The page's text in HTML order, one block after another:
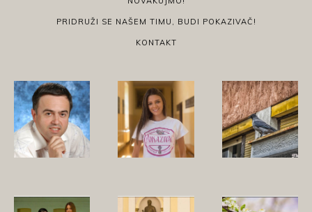
PRIDRUŽI SE NAŠEM TIMU, BUDI POKAZIVAČ!
KONTAKT